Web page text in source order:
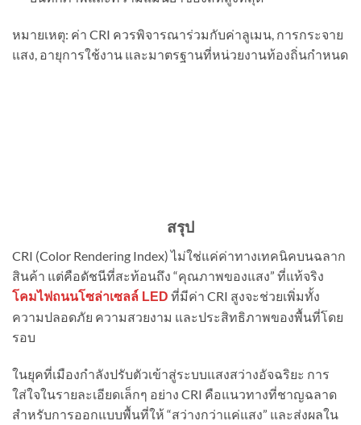
หมายเหตุ: ค่า CRI ควรพิจารณาร่วมกับค่าลูเมน, การกระจาย
แสง, อายุการใช้งาน และมาตรฐานที่หน่วยงานท้องถิ่นกำหนด
สรุป
CRI (Color Rendering Index) ไม่ใช่แค่ค่าทางเทคนิคบนฉลาก
สินค้า แต่คือดัชนีที่สะท้อนถึง “คุณภาพของแสง” ที่แท้จริง
โคมไฟถนนโซล่าเซลล์ LED ที่มีค่า CRI สูงจะช่วยเพิ่มทั้ง
ความปลอดภัย ความสวยงาม และประสิทธิภาพของพื้นที่โดย
รอบ
ในยุคที่เมืองกำลังปรับตัวเข้าสู่ระบบแสงสว่างอัจฉริยะ การ
ใส่ใจในรายละเอียดเล็กๆ อย่าง CRI คือแนวทางที่ชาญฉลาด
สำหรับการออกแบบพื้นที่ให้ “สว่างกว่าแค่แสง” และส่งผลใน